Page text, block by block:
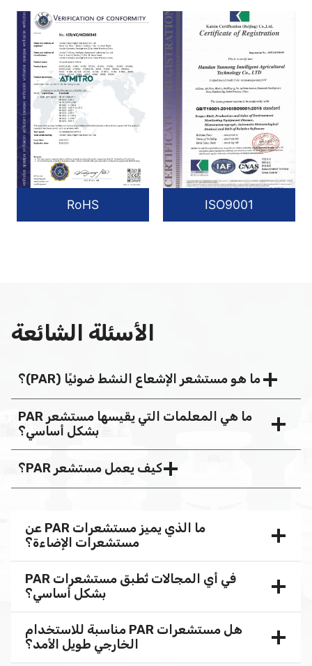
ISO9001
RoHS
الأسئلة الشائعة
ما هو مستشعر الإشعاع النشط ضوئيًا (PAR)؟
ما هي المعلمات التي يقيسها مستشعر PAR
بشكل أساسي؟
كيف يعمل مستشعر PAR؟
ما الذي يميز مستشعرات PAR عن
مستشعرات الإضاءة؟
في أي المجالات تُطبق مستشعرات PAR
بشكل أساسي؟
هل مستشعرات PAR مناسبة للاستخدام
الخارجي طويل الأمد؟